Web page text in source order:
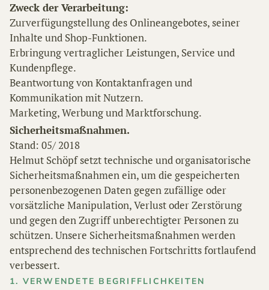
Zweck der Verarbeitung:
Zurverfügungstellung des Onlineangebotes, seiner
Inhalte und Shop-Funktionen.
Erbringung vertraglicher Leistungen, Service und
Kundenpflege.
Beantwortung von Kontaktanfragen und
Kommunikation mit Nutzern.
Marketing, Werbung und Marktforschung.
Sicherheitsmaßnahmen.
Stand: 05/ 2018
Helmut Schöpf setzt technische und organisatorische
Sicherheitsmaßnahmen ein, um die gespeicherten
personenbezogenen Daten gegen zufällige oder
vorsätzliche Manipulation, Verlust oder Zerstörung
und gegen den Zugriff unberechtigter Personen zu
schützen. Unsere Sicherheitsmaßnahmen werden
entsprechend des technischen Fortschritts fortlaufend
verbessert.
1. VERWENDETE BEGRIFFLICHKEITEN